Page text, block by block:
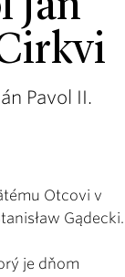
Pavol II.
Otcovi v
Gądecki.
je dňom